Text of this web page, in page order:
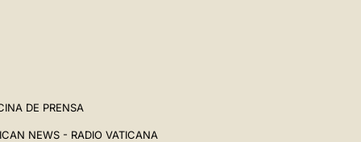
DE PRENSA
NEWS - RADIO VATICANA